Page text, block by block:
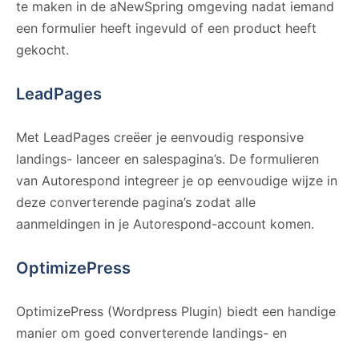
te maken in de aNewSpring omgeving nadat iemand
een formulier heeft ingevuld of een product heeft
gekocht.
LeadPages
Met LeadPages creëer je eenvoudig responsive
landings- lanceer en salespagina’s. De formulieren
van Autorespond integreer je op eenvoudige wijze in
deze converterende pagina’s zodat alle
aanmeldingen in je Autorespond-account komen.
OptimizePress
OptimizePress (Wordpress Plugin) biedt een handige
manier om goed converterende landings- en